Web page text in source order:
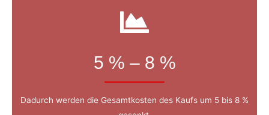
5 % – 8 %
Dadurch werden die Gesamtkosten des Kaufs um 5 bis 8 %